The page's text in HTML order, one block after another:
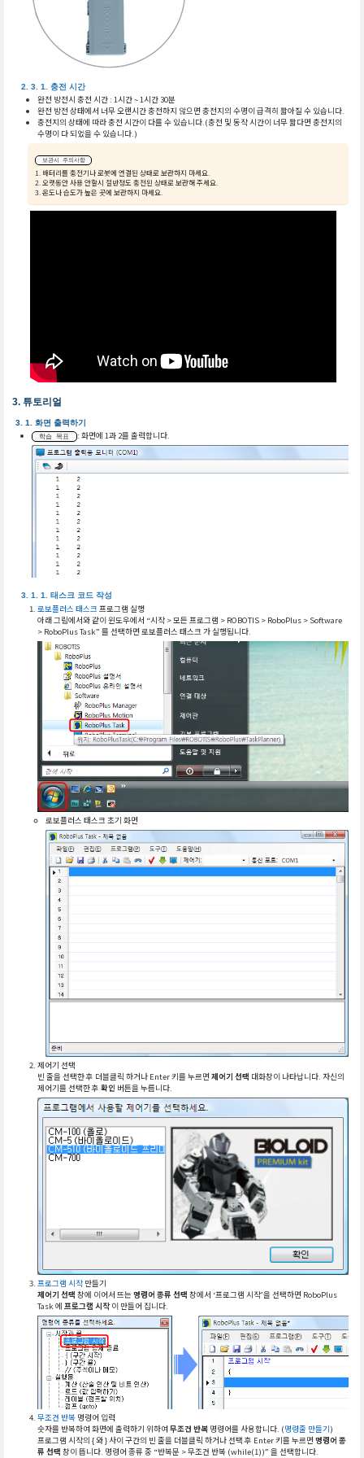
충전 시간
완전 방전시 충전 시간 : 1시간 ~ 1시간 30분
완전 방전 상태에서 너무 오랜시간 충전하지 않으면 충전지의 수명이 급격히 짧아질 수 있습니다.
충전지의 상태에 따라 충전 시간이 다를 수 있습니다.(충전 및 동작 시간이 너무 짧다면 충전지의
수명이 다 되었을 수 있습니다.)
보관시 주의사항
배터리를 충전기나 로봇에 연결된 상태로 보관하지 마세요.
오랫동안 사용 안할시 절반정도 충전된 상태로 보관해 주세요.
온도나 습도가 높은 곳에 보관하지 마세요.
튜토리얼
화면 출력하기
학습 목표 : 화면에 1과 2를 출력합니다.
태스크 코드 작성
로보플러스 태스크 프로그램 실행
아래 그림에서와 같이 윈도우에서 “시작 > 모든 프로그램 > ROBOTIS > RoboPlus > Software
> RoboPlus Task” 를 선택하면 로보플러스 태스크 가 실행됩니다.
로보플러스 태스크 초기 화면
제어기 선택
빈 줄을 선택한 후 더블클릭 하거나 Enter 키를 누르면제어기 선택 대화창이 나타납니다. 자신의
제어기를 선택한 후확인 버튼을 누릅니다.
프로그램 시작 만들기
제어기 선택 창에 이어서 뜨는명령어 종류 선택 창에서 ‘프로그램 시작’을 선택하면 RoboPlus
Task 에프로그램 시작이 만들어 집니다.
무조건 반복 명령어 입력
숫자를 반복하여 화면에 출력하기 위하여무조건 반복 명령어를 사용합니다. (명령줄 만들기)
프로그램 시작의 { 와 } 사이 구간의 빈 줄을 더블클릭 하거나 선택 후 Enter 키를 누르면명령어 종
류 선택 창이 뜹니다. 명령어 종류 중 “반복문 > 무조건 반복 (while(1))” 을 선택합니다.